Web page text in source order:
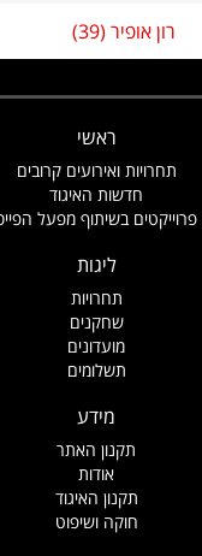
רון אופיר (39)
ראשי
תחרויות ואירועים קרובים
חדשות האיגוד
פרוייקטים בשיתוף מפעל
ליגות
תחרויות
שחקנים
מועדונים
תשלומים
מידע
תקנון האתר
אודות
תקנון האיגוד
חוקה ושיפוט